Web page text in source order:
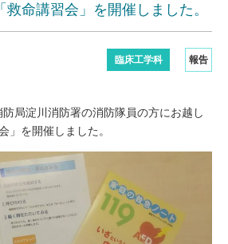
救命講習会」を開催しました。
臨床工学科 報告
局淀川消防署の消防隊員の方にお越し
」を開催しました。